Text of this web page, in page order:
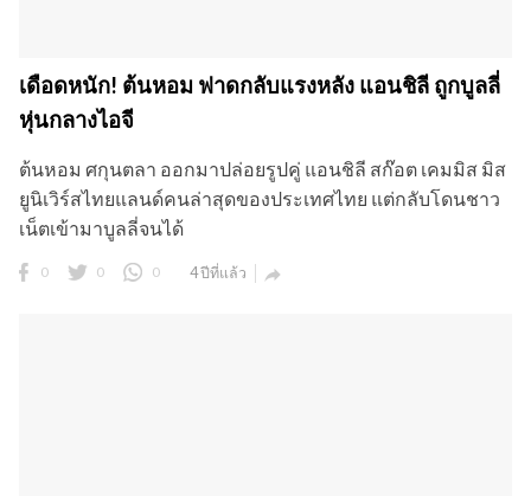
เดือดหนัก! ต้นหอม ฟาดกลับแรงหลัง แอนชิลี ถูกบูลลี่
หุ่นกลางไอจี
ต้นหอม ศกุนตลา ออกมาปล่อยรูปคู่ แอนชิลี สก๊อต เคมมิส มิส
ยูนิเวิร์สไทยแลนด์คนล่าสุดของประเทศไทย แต่กลับโดนชาว
เน็ตเข้ามาบูลลี่จนได้
0 0 0 4 ปีที่แล้ว 